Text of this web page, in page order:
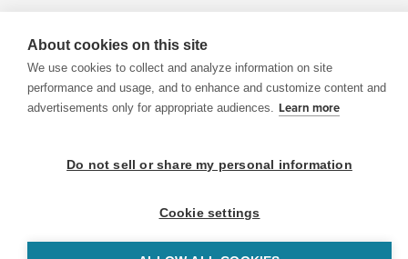
About cookies on this site
We use cookies to collect and analyze information on site
performance and usage, and to enhance and customize content and
advertisements only for appropriate audiences. Learn more
Do not sell or share my personal information
Cookie settings